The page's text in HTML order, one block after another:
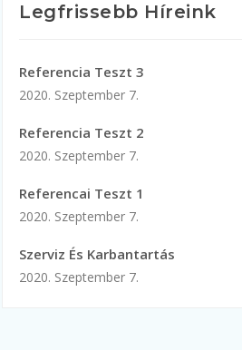
Legfrissebb Híreink
Referencia Teszt 3
2020. Szeptember 7.
Referencia Teszt 2
2020. Szeptember 7.
Referencai Teszt 1
2020. Szeptember 7.
Szerviz És Karbantartás
2020. Szeptember 7.